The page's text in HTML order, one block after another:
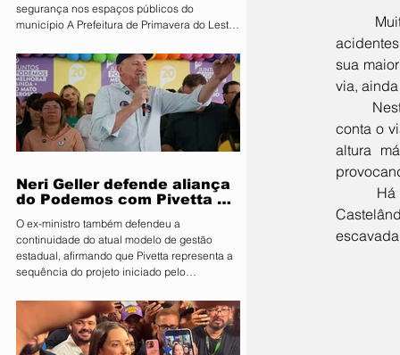
segurança nos espaços públicos do
município A Prefeitura de Primavera do Leste,
Segurança Pública e Mobilidade Urbana, em
parceria com a Fiscalização de Obras e
Posturas, realizou uma ação de orientação
aos proprietários de food trucks e
comerciantes ambulantes na noite desta
sexta-feira (31), sobre as novas regras para
utilização de mesas e cadeiras em espa
Neri Geller defende aliança
do Podemos com Pivetta e
com esse acordo
O ex-ministro também defendeu a
continuidade do atual modelo de gestão
estadual, afirmando que Pivetta representa a
sequência do projeto iniciado pelo
deputado federal pelo Podemos, Neri Geller,
participa nesta terça-feira (4) da convenção
do Republicanos e afirmou acreditar que o
partido deve oficializar uma aliança com a
sua
via,
conta o
altura